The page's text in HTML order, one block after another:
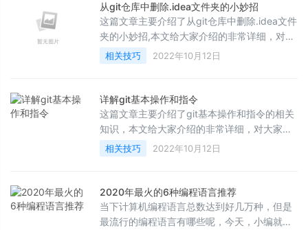
从git仓库中删除.idea文件夹的小妙招
这篇文章主要介绍了从git仓库中删除.idea文件
夹的小妙招,本文给大家介绍的非常详细，对大
家的学习或工作具有一定的参考借鉴价值，需
要的朋友可以参考下
相关技巧 2022年10月12日
详解git基本操作和指令
这篇文章主要介绍了git基本操作和指令的相关
知识，本文给大家介绍的非常详细，对大家的
学习或工作具有一定的参考借鉴价值，需要的
朋友参考下吧
相关技巧 2022年10月12日
2020年最火的6种编程语言推荐
当下计算机编程语言总数达到好几万种，但是
最流行的编程语言有哪些呢，今天，小编就给